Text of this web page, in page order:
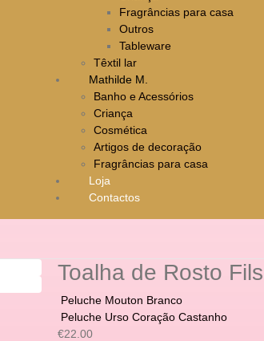
Fragrâncias para casa
Outros
Tableware
Têxtil lar
Mathilde M.
Banho e Acessórios
Criança
Cosmética
Artigos de decoração
Fragrâncias para casa
Loja
Contactos
Toalha de Rosto Fils
Peluche Mouton Branco
Peluche Urso Coração Castanho
€22.00